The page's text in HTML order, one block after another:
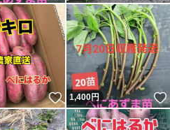
いいね！
1,400円